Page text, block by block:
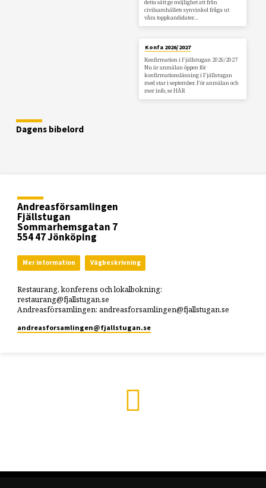
detta sätt ge möjlighet att från
civilsamhällets synvinkel fråga ut
våra toppkandidater…
Konfa 2026/2027
Konfirmation i Fjällstugan 2026/2027
Nu är anmälan öppen för
konfirmationsläsning i Fjällstugan
med star i september. För anmälan och
mer info, se HÄR
Dagens bibelord
Andreasförsamlingen
Fjällstugan
Sommarhemsgatan 7
554 47 Jönköping
Mer information Vägbeskrivning
Restaurang, konferens och lokalbokning:
restaurang@fjallstugan.se
Andreasförsamlingen: andreasforsamlingen@fjallstugan.se
andreasforsamlingen​@fjallstugan.se